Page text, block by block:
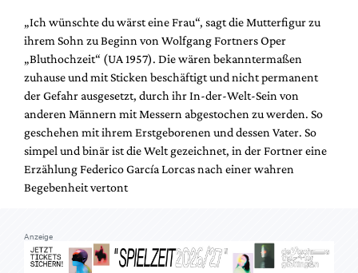
Newsletter
Redaktion
Autor:innen
Partner
Mediadaten
Suche
„Ich wünschte du wärst eine Frau“, sagt die Mutterfigur zu
ihrem Sohn zu Beginn von Wolfgang Fortners Oper
„Bluthochzeit“ (UA 1957). Die wären bekanntermaßen
zuhause und mit Sticken beschäftigt und nicht permanent
der Gefahr ausgesetzt, durch ihr In-der-Welt-Sein von
anderen Männern mit Messern abgestochen zu werden. So
geschehen mit ihrem Erstgeborenen und dessen Vater. So
simpel und binär ist die Welt gezeichnet, in der Fortner eine
Erzählung Federico García Lorcas nach einer wahren
Begebenheit vertont
Anzeige